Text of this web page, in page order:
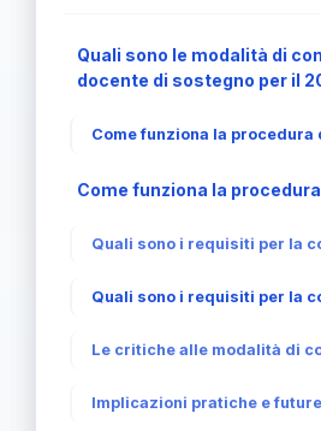
Quali sono le modalità di
docente di sostegno per il
Come funziona la procedura
Come funziona la
Quali sono i requisiti per la
Quali sono i requisiti per la
Le critiche alle modalità di
Implicazioni pratiche e